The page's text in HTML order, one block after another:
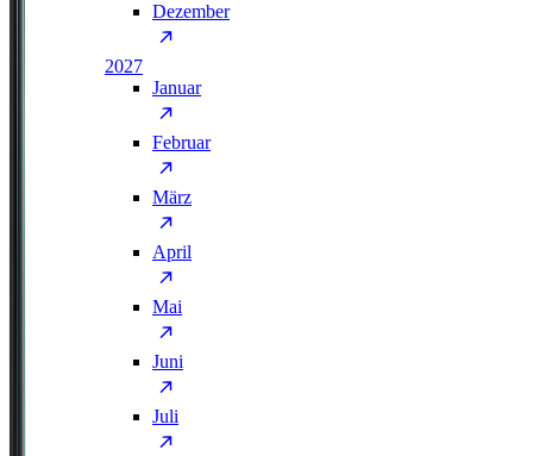
Dezember
2027
Januar
Februar
März
April
Mai
Juni
Juli